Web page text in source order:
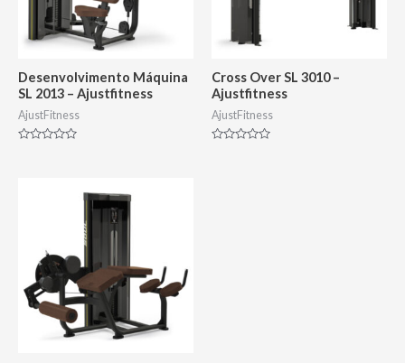
Desenvolvimento Máquina
SL 2013 – Ajustfitness
AjustFitness
Cross Over SL 3010 –
Ajustfitness
AjustFitness